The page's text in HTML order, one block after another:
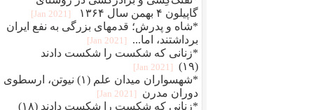
گاپیلون ۴ بهمن سال ۱۳۶۴
[2021 Jan]
*شاه و پدرش؛ قدمهای بزرگی به نفع ایران
برداشتند، اما...
[2021 Jan]
*زنانی که شکست را شکست دادند
(۱۹)
[2021 Jan]
*شهسواران میدان علم (۱) نیوتن، ارسطوی
دوران مدرن
[2021 Jan]
*زنانی که شکست را شکست دادند (۱۸)